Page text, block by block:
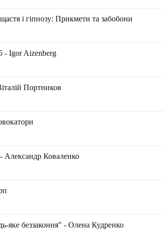
і гіпнозу: Прикмети та забобони
- Igor Aizenberg
Портников
Коваленко
яке беззаконня" - Олена Кудренко